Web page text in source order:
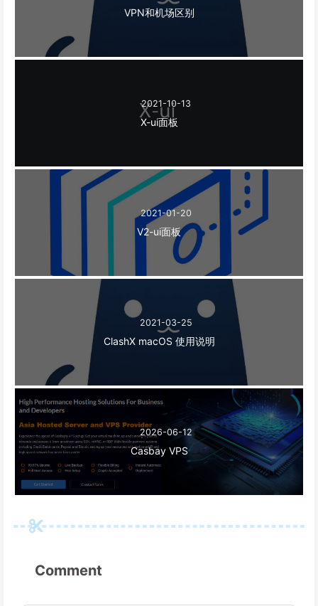
VPN和机场区别
2021-10-13
X-ui面板
2021-01-20
V2-ui面板
2021-03-25
ClashX macOS 使用说明
2026-06-12
Casbay VPS
Comment